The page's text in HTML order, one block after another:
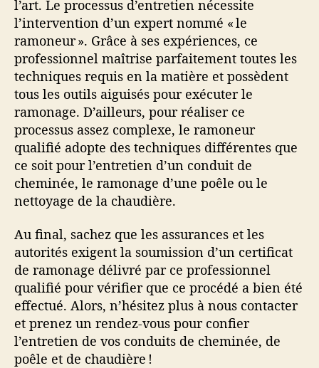
l’art. Le processus d’entretien nécessite
l’intervention d’un expert nommé « le
ramoneur ». Grâce à ses expériences, ce
professionnel maîtrise parfaitement toutes les
techniques requis en la matière et possèdent
tous les outils aiguisés pour exécuter le
ramonage. D’ailleurs, pour réaliser ce
processus assez complexe, le ramoneur
qualifié adopte des techniques différentes que
ce soit pour l’entretien d’un conduit de
cheminée, le ramonage d’une poêle ou le
nettoyage de la chaudière.
Au final, sachez que les assurances et les
autorités exigent la soumission d’un certificat
de ramonage délivré par ce professionnel
qualifié pour vérifier que ce procédé a bien été
effectué. Alors, n’hésitez plus à nous contacter
et prenez un rendez-vous pour confier
l’entretien de vos conduits de cheminée, de
poêle et de chaudière !